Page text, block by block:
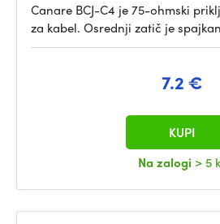
Canare BCJ-C4 je 75-ohmski
za kabel. Osrednji zatič je
7.2 €
Na zalogi > 5
KUPI